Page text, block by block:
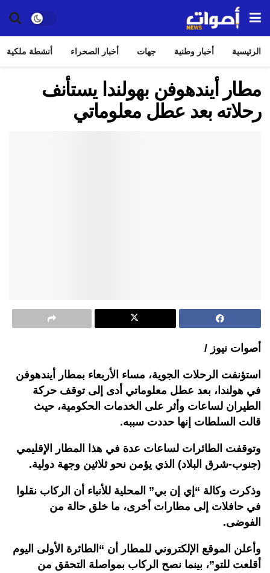
الرئيسية أخبار وطنية جهات أخبار الصحراء أنشطة ملكية
مطار أيندهوفن بهولندا يستأنف
رحلاته بعد عطل معلوماتي
أصوات نيوز /
استؤنفت الرحلات الجوية، مساء الأربعاء بمطار أيندهوفن
في هولندا، بعد عطل معلوماتي أدى إلى توقف حركة
الطيران لساعات وأثر على الخدمات الحكومية، حيث
قالت السلطات إنها حددت سببه.
وتوقفت الطائرات لساعات عدة في هذا المطار الإقليمي
(جنوب-شرق البلاد) الذي يؤمن نحو ثلاثين وجهة دولية.
وذكرت وكالة “إي إن بي” المحلية للأنباء أن الركاب نقلوا
في حافلات إلى مطارات أخرى، ما خلق حالة من
الفوضى.
وأعلن الموقع الإلكتروني للمطار أن “الطائرة الأولى اليوم
أقلعت للتو”، بينما نصح الركاب بمواصلة التحقق من